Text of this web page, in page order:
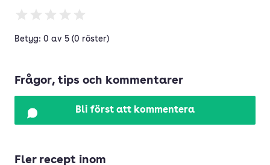
Betyg: 0 av 5 (0 röster)
Frågor, tips och kommentarer
Bli först att kommentera
Fler recept inom